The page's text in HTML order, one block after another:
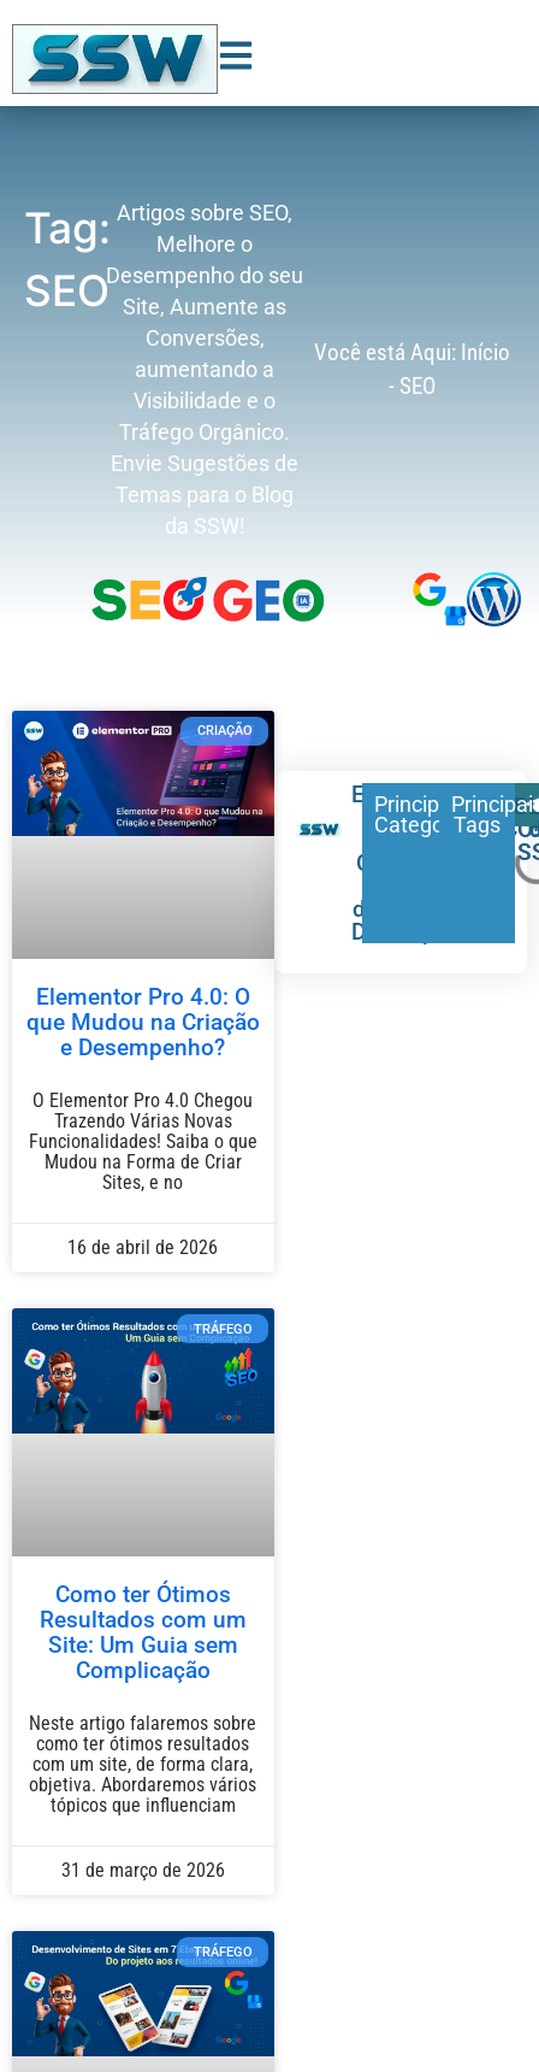
Tag:
SEO
Artigos sobre SEO,
Melhore o
Desempenho do seu
Site, Aumente as
Conversões,
aumentando a
Visibilidade e o
Tráfego Orgânico.
Envie Sugestões de
Temas para o Blog
da SSW!
Você está Aqui: Início
- SEO
CRIAÇÃO
Elementor Pro 4.0: O
que Mudou na Criação
e Desempenho?
O Elementor Pro 4.0 Chegou
Trazendo Várias Novas
Funcionalidades! Saiba o que
Mudou na Forma de Criar
Sites, e no
16 de abril de 2026
TRÁFEGO
Como ter Ótimos
Resultados com um
Site: Um Guia sem
Complicação
Neste artigo falaremos sobre
como ter ótimos resultados
com um site, de forma clara,
objetiva. Abordaremos vários
tópicos que influenciam
31 de março de 2026
TRÁFEGO
Especialistas
em
SEO,
GEO, e
de Alto
Desempenho.
FALE
CONOSCO!
Principais
CategoriasTags